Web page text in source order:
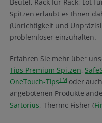
Beutel, Rack für Rack, Lot
Spitzen erlaubt es Ihnen
(Unrichtigkeit und
problemloser einzuhalten.
Erfahren Sie mehr über
Tips Premium Spitzen,
OneTouch-TipsTM oder
angebotenen Produkte
Sartorius, Thermo Fisher (